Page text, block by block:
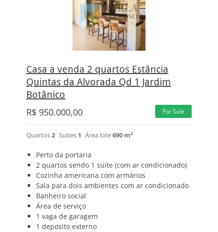
Casa a venda 2 quartos Estância
Quintas da Alvorada Qd 1 Jardim
Botânico
R$ 950.000,00 For Sale
Quartos2 Suites 1 Área lote690 m²
Perto da portaria
2 quartos sendo 1 suíte (com ar condicionado)
Cozinha americana com armários
Sala para dois ambientes com ar condicionado
Banheiro social
Área de serviço
1 vaga de garagem
1 deposito externo